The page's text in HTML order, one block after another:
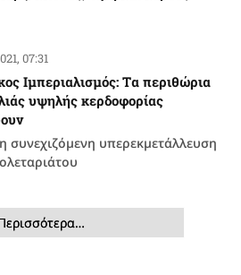
07:31
Ιμπεριαλισμός: Tα περιθώρια
υψηλής κερδοφορίας
συνεχιζόμενη υπερεκμετάλλευση